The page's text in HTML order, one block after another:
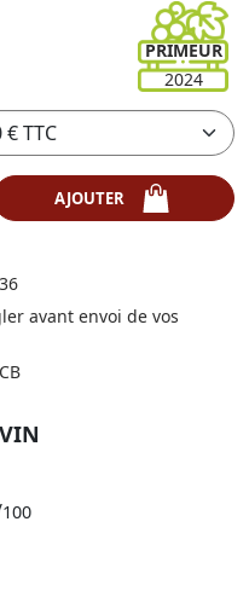
PRIMEUR
2024
avant envoi de vos
100